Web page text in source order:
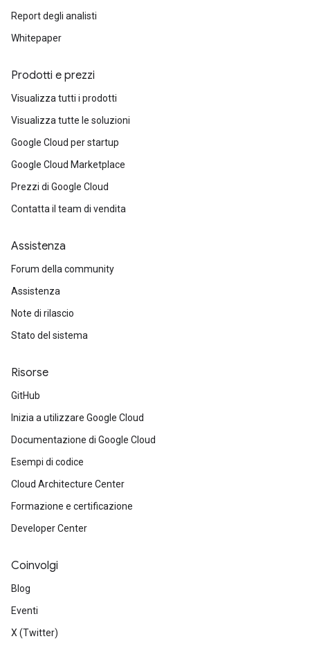
Report degli analisti
Whitepaper
Prodotti e prezzi
Visualizza tutti i prodotti
Visualizza tutte le soluzioni
Google Cloud per startup
Google Cloud Marketplace
Prezzi di Google Cloud
Contatta il team di vendita
Assistenza
Forum della community
Assistenza
Note di rilascio
Stato del sistema
Risorse
GitHub
Inizia a utilizzare Google Cloud
Documentazione di Google Cloud
Esempi di codice
Cloud Architecture Center
Formazione e certificazione
Developer Center
Coinvolgi
Blog
Eventi
X (Twitter)